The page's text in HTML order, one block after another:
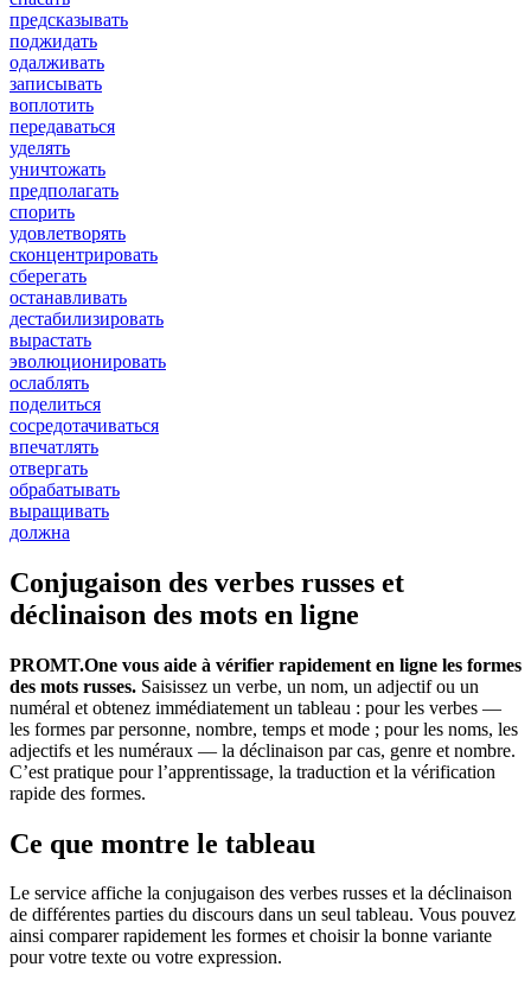
предсказывать
поджидать
одалживать
записывать
воплотить
передаваться
уделять
уничтожать
предполагать
спорить
удовлетворять
сконцентрировать
сберегать
останавливать
дестабилизировать
вырастать
эволюционировать
ослаблять
поделиться
сосредотачиваться
впечатлять
отвергать
обрабатывать
выращивать
должна
Conjugaison des verbes russes et
déclinaison des mots en ligne
PROMT.One vous aide à vérifier rapidement en ligne les formes
des mots russes. Saisissez un verbe, un nom, un adjectif ou un
numéral et obtenez immédiatement un tableau : pour les verbes —
les formes par personne, nombre, temps et mode ; pour les noms, les
adjectifs et les numéraux — la déclinaison par cas, genre et nombre.
C’est pratique pour l’apprentissage, la traduction et la vérification
rapide des formes.
Ce que montre le tableau
Le service affiche la conjugaison des verbes russes et la déclinaison
de différentes parties du discours dans un seul tableau. Vous pouvez
ainsi comparer rapidement les formes et choisir la bonne variante
pour votre texte ou votre expression.